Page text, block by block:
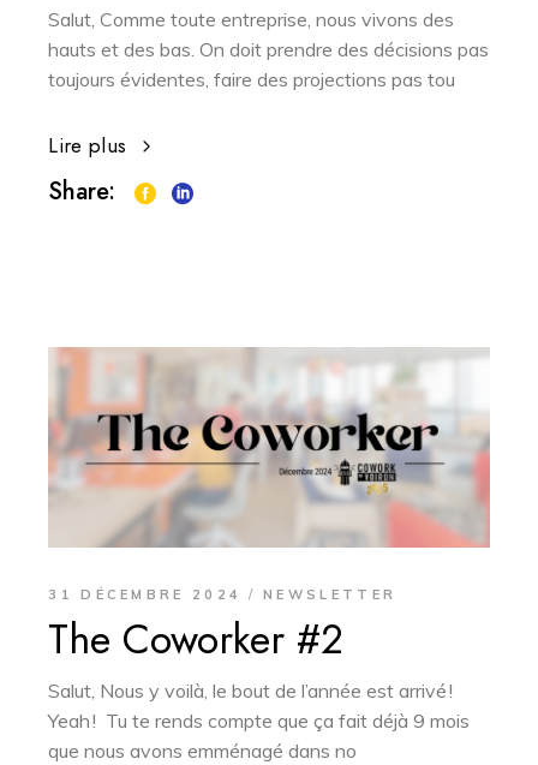
Salut, Comme toute entreprise, nous vivons des
hauts et des bas. On doit prendre des décisions pas
toujours évidentes, faire des projections pas tou
Lire plus
Share:
31 DÉCEMBRE 2024 NEWSLETTER
The Coworker #2
Salut, Nous y voilà, le bout de l’année est arrivé !
Yeah ! Tu te rends compte que ça fait déjà 9 mois
que nous avons emménagé dans no